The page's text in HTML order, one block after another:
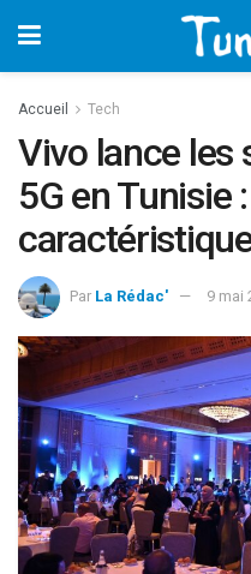
Accueil Tech
Vivo lance les
5G en Tunisie
Par La Rédac' 9 mai